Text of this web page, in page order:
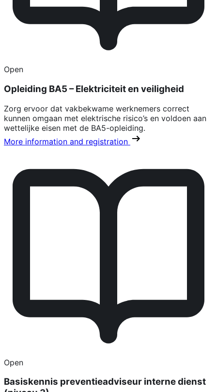
Open
Opleiding BA5 – Elektriciteit en veiligheid
Zorg ervoor dat vakbekwame werknemers correct
kunnen omgaan met elektrische risico’s en voldoen aan
wettelijke eisen met de BA5-opleiding.
More information and registration
Open
Basiskennis preventieadviseur interne dienst